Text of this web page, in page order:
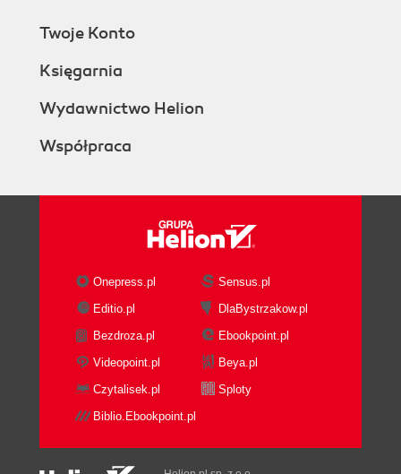
Twoje Konto
Księgarnia
Wydawnictwo Helion
Współpraca
Onepress.pl
Sensus.pl
Editio.pl
DlaBystrzakow.pl
Bezdroza.pl
Ebookpoint.pl
Videopoint.pl
Beya.pl
Czytalisek.pl
Sploty
Biblio.Ebookpoint.pl